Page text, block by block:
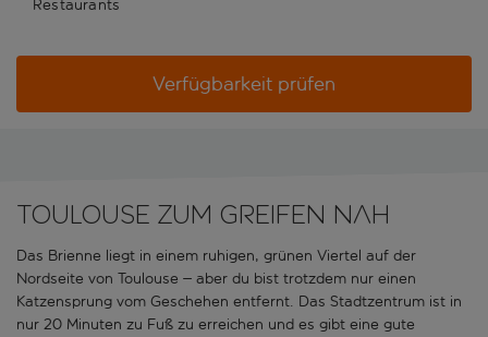
Restaurants
Verfügbarkeit prüfen
Toulouse zum Greifen nah
Das Brienne liegt in einem ruhigen, grünen Viertel auf der
Nordseite von Toulouse – aber du bist trotzdem nur einen
Katzensprung vom Geschehen entfernt. Das Stadtzentrum ist in
nur 20 Minuten zu Fuß zu erreichen und es gibt eine gute